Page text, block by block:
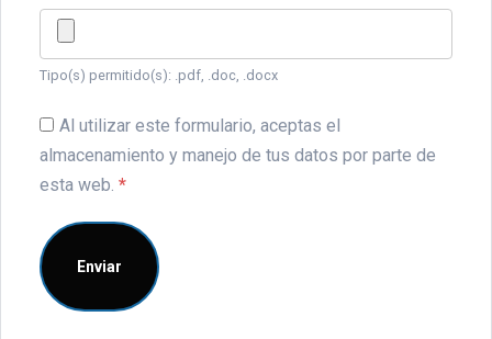
Tipo(s) permitido(s): .pdf, .doc, .docx
Al utilizar este formulario, aceptas el
almacenamiento y manejo de tus datos por parte de
esta web. *